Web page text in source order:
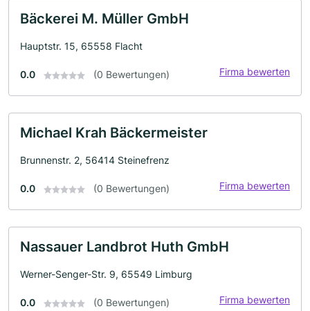
Bäckerei M. Müller GmbH
Hauptstr. 15, 65558 Flacht
0.0 (0 Bewertungen) Firma bewerten
Michael Krah Bäckermeister
Brunnenstr. 2, 56414 Steinefrenz
0.0 (0 Bewertungen) Firma bewerten
Nassauer Landbrot Huth GmbH
Werner-Senger-Str. 9, 65549 Limburg
0.0 (0 Bewertungen) Firma bewerten